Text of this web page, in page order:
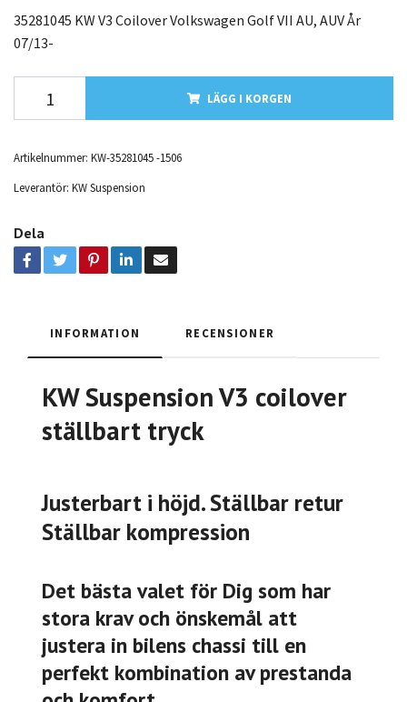
35281045 KW V3 Coilover Volkswagen Golf VII AU, AUV År
07/13-
LÄGG I KORGEN
Artikelnummer: KW-35281045 -1506
Leverantör: KW Suspension
Dela
INFORMATION RECENSIONER
KW Suspension V3 coilover
ställbart tryck
Justerbart i höjd. Ställbar retur
Ställbar kompression
Det bästa valet för Dig som har
stora krav och önskemål att
justera in bilens chassi till en
perfekt kombination av prestanda